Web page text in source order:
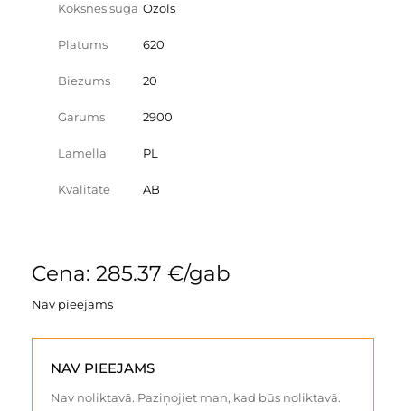
Koksnes suga Ozols
Platums 620
Biezums 20
Garums 2900
Lamella PL
Kvalitāte AB
Cena: 285.37 €/gab
Nav pieejams
NAV PIEEJAMS
Nav noliktavā. Paziņojiet man, kad būs noliktavā.